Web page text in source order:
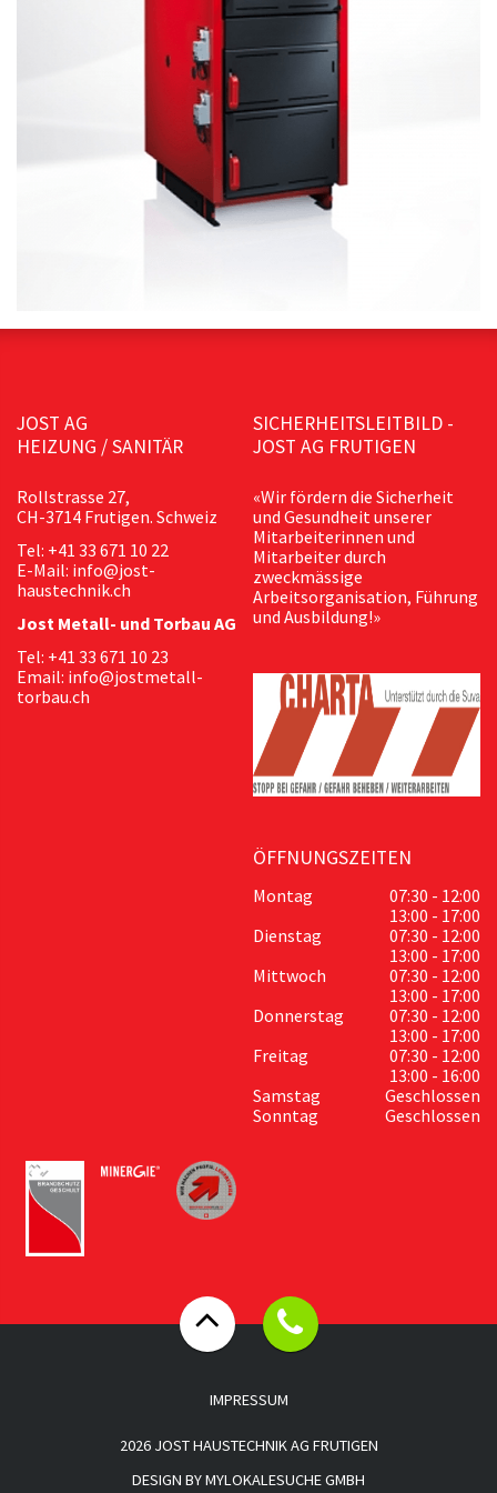
JOST AG
HEIZUNG / SANITÄR
Rollstrasse 27,
CH-3714 Frutigen. Schweiz
Tel: +41 33 671 10 22
E-Mail: info@jost-
haustechnik.ch
Jost Metall- und Torbau AG
Tel: +41 33 671 10 23
Email: info@jostmetall-
torbau.ch
SICHERHEITSLEITBILD -
JOST AG FRUTIGEN
«Wir fördern die Sicherheit
und Gesundheit unserer
Mitarbeiterinnen und
Mitarbeiter durch
zweckmässige
Arbeitsorganisation, Führung
und Ausbildung!»
ÖFFNUNGSZEITEN
Montag
07:30 - 12:00
13:00 - 17:00
Dienstag
07:30 - 12:00
13:00 - 17:00
Mittwoch
07:30 - 12:00
13:00 - 17:00
Donnerstag
07:30 - 12:00
13:00 - 17:00
Freitag
07:30 - 12:00
13:00 - 16:00
Samstag
Geschlossen
Sonntag
Geschlossen
IMPRESSUM
2026 JOST HAUSTECHNIK AG FRUTIGEN
DESIGN BYMYLOKALESUCHE GMBH